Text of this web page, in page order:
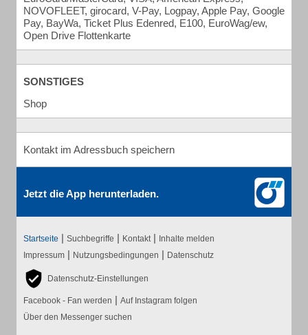
NOVOFLEET, girocard, V-Pay, Logpay, Apple Pay, Google
Pay, BayWa, Ticket Plus Edenred, E100, EuroWag/ew,
Open Drive Flottenkarte
SONSTIGES
Shop
Kontakt im Adressbuch speichern
Jetzt die App herunterladen.
Startseite | Suchbegriffe | Kontakt | Inhalte melden
Impressum | Nutzungsbedingungen | Datenschutz
Datenschutz-Einstellungen
Facebook - Fan werden | Auf Instagram folgen
Über den Messenger suchen